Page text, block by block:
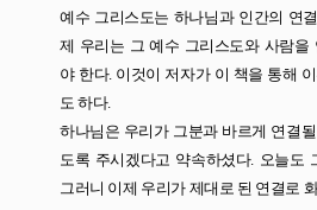
예수 그리스도는 하나님과 인간의 연
제 우리는 그 예수 그리스도와 사람을
야 한다. 이것이 저자가 이 책을 통해
도 하다.
하나님은 우리가 그분과 바르게 연결
도록 주시겠다고 약속하셨다. 오늘도
그러니 이제 우리가 제대로 된 연결로